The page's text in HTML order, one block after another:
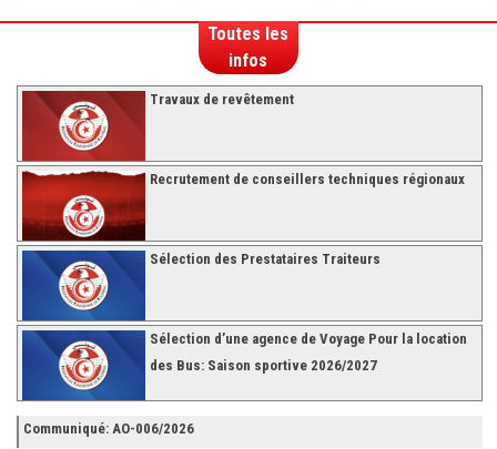
Toutes les
infos
Travaux de revêtement
Recrutement de conseillers techniques régionaux
Sélection des Prestataires Traiteurs
Sélection d’une agence de Voyage Pour la location
des Bus: Saison sportive 2026/2027
Communiqué: AO-006/2026